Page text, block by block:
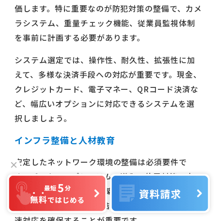
価します。特に重要なのが防犯対策の整備で、カメ
ラシステム、重量チェック機能、従業員監視体制
を事前に計画する必要があります。
システム選定では、操作性、耐久性、拡張性に加
えて、多様な決済手段への対応が重要です。現金、
クレジットカード、電子マネー、QRコード決済な
ど、幅広いオプションに対応できるシステムを選
択しましょう。
インフラ整備と人材教育
安定したネットワーク環境の整備は必須要件で
す。バックアップシステムの導入、停電対策、定
期メンテナンス体制の構築も含めて検討します。2
4時間対応の保守契約締結により、トラブル時の迅